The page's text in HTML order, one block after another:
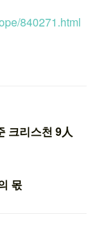
840271.html
크리스천 9人
몫